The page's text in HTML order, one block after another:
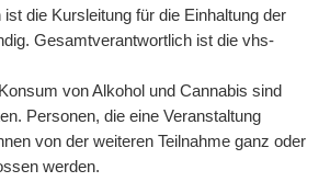
die Kursleitung für die Einhaltung der
Gesamtverantwortlich ist die vhs-
von Alkohol und Cannabis sind
Personen, die eine Veranstaltung
von der weiteren Teilnahme ganz oder
werden.